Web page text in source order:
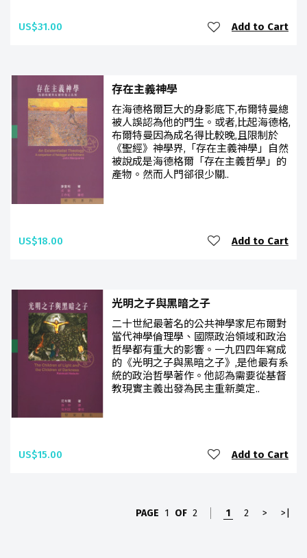
US$31.00 Add to Cart
存在主義神學
在海德格爾巨大的身影底下,布爾特曼總
被人誤認為他的門生。或者,比起海德格,
布爾特曼因為成名得比較晚,且限制於
《聖經》神學界,「存在主義神學」自然
被說成是海德格爾「存在主義哲學」的
產物。然而人門郤很少關..
US$18.00 Add to Cart
光明之子與黑暗之子
二十世紀最著名的公共神學家尼布爾對
當代神學倫理學、國際政治領域和政治
哲學都有重大的影響。一九四四年寫成
的《光明之子與黑暗之子》,是他最有系
統的政治哲學著作。他認為需要從基督
教現實主義出發為民主重新奠定..
US$15.00 Add to Cart
PAGE 1 OF 2 1 2 > >|